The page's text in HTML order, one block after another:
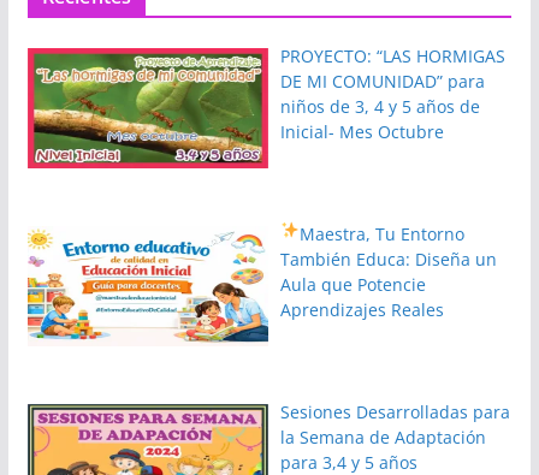
PROYECTO: “LAS HORMIGAS
DE MI COMUNIDAD” para
niños de 3, 4 y 5 años de
Inicial- Mes Octubre
Maestra, Tu Entorno
También Educa: Diseña un
Aula que Potencie
Aprendizajes Reales
Sesiones Desarrolladas para
la Semana de Adaptación
para 3,4 y 5 años